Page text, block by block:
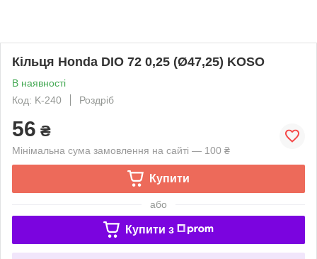
Кільця Honda DIO 72 0,25 (Ø47,25) KOSO
В наявності
Код: K-240
Роздріб
56 ₴
Мінімальна сума замовлення на сайті — 100 ₴
Купити
або
Купити з